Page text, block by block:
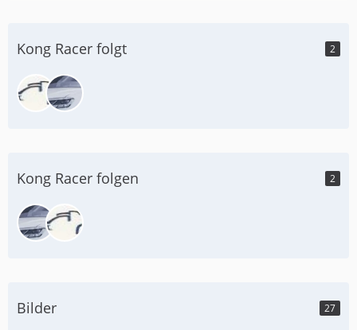
Kong Racer folgt 2
Kong Racer folgen 2
Bilder 27